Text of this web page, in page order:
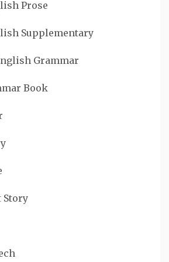
Prose
Supplementary
Grammar
Book
Story